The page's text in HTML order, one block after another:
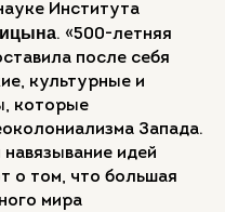
Института
. «500-летняя
после себя
культурные и
которые
Запада.
идей
о том, что большая
мира